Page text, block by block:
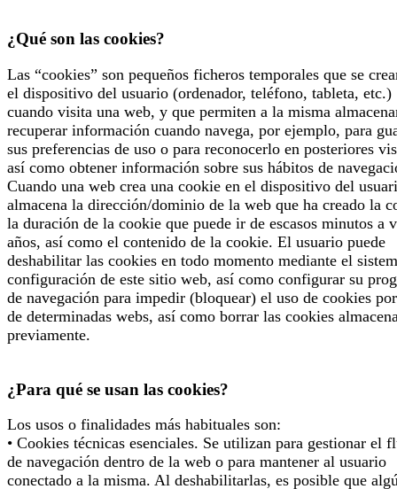
¿Qué son las cookies?
Las “cookies” son pequeños ficheros temporales que se
el dispositivo del usuario (ordenador, teléfono, tableta, etc.)
cuando visita una web, y que permiten a la misma
recuperar información cuando navega, por ejemplo, para
sus preferencias de uso o para reconocerlo en posteriores
así como obtener información sobre sus hábitos de
Cuando una web crea una cookie en el dispositivo del
almacena la dirección/dominio de la web que ha creado la
la duración de la cookie que puede ir de escasos minutos a
años, así como el contenido de la cookie. El usuario puede
deshabilitar las cookies en todo momento mediante el
configuración de este sitio web, así como configurar su
de navegación para impedir (bloquear) el uso de cookies
de determinadas webs, así como borrar las cookies
previamente.
¿Para qué se usan las cookies?
Los usos o finalidades más habituales son:
• Cookies técnicas esenciales. Se utilizan para gestionar el
de navegación dentro de la web o para mantener al usuario
conectado a la misma. Al deshabilitarlas, es posible que